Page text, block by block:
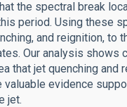
the spectral break
period. Using these
and reignition,
Our analysis
that jet quenching
evidence
jet.